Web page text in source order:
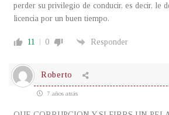
perder su privilegio de conducir, es decir, le
licencia por un buen tiempo.
11 0 Responder
Roberto
7 años atrás